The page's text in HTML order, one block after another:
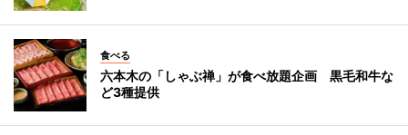
食べる
六本木の「しゃぶ禅」が食べ放題企画 黒毛和牛な
ど3種提供